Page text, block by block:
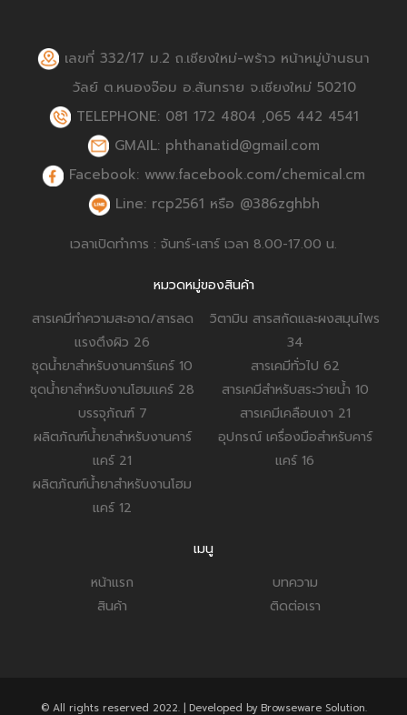
เลขที่ 332/17 ม.2 ถ.เชียงใหม่-พร้าว หน้าหมู่บ้านธนา
วัลย์ ต.หนองจ๊อม อ.สันทราย จ.เชียงใหม่ 50210
TELEPHONE: 081 172 4804 ,065 442 4541
GMAIL: phthanatid@gmail.com
Facebook: www.facebook.com/chemical.cm
Line: rcp2561 หรือ @386zghbh
เวลาเปิดทำการ : จันทร์-เสาร์ เวลา 8.00-17.00 น.
หมวดหมู่ของสินค้า
สารเคมีทำความสะอาด/สารลด
แรงตึงผิว 26
ชุดน้ำยาสำหรับงานคาร์แคร์ 10
ชุดน้ำยาสำหรับงานโฮมแคร์ 28
บรรจุภัณฑ์ 7
ผลิตภัณฑ์น้ำยาสำหรับงานคาร์
แคร์ 21
ผลิตภัณฑ์น้ำยาสำหรับงานโฮม
แคร์ 12
วิตามิน สารสกัดและผงสมุนไพร
34
สารเคมีทั่วไป 62
สารเคมีสำหรับสระว่ายน้ำ 10
สารเคมีเคลือบเงา 21
อุปกรณ์ เครื่องมือสำหรับคาร์
แคร์ 16
เมนู
หน้าแรก
สินค้า
บทความ
ติดต่อเรา
© All rights reserved 2022. | Developed by Browseware Solution.